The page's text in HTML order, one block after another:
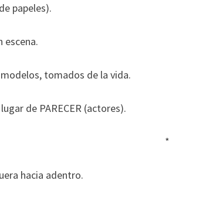
papeles).
escena.
tomados de la vida.
de PARECER (actores).
*
hacia adentro.